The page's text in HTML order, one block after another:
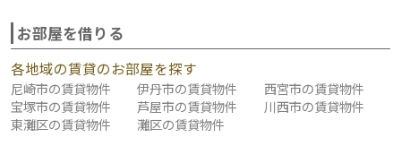
お部屋を借りる
各地域の賃貸のお部屋を探す
尼崎市の賃貸物件 伊丹市の賃貸物件
西宮市の賃貸物件
宝塚市の賃貸物件
芦屋市の賃貸物件
川西市の賃貸物件
東灘区の賃貸物件
灘区の賃貸物件